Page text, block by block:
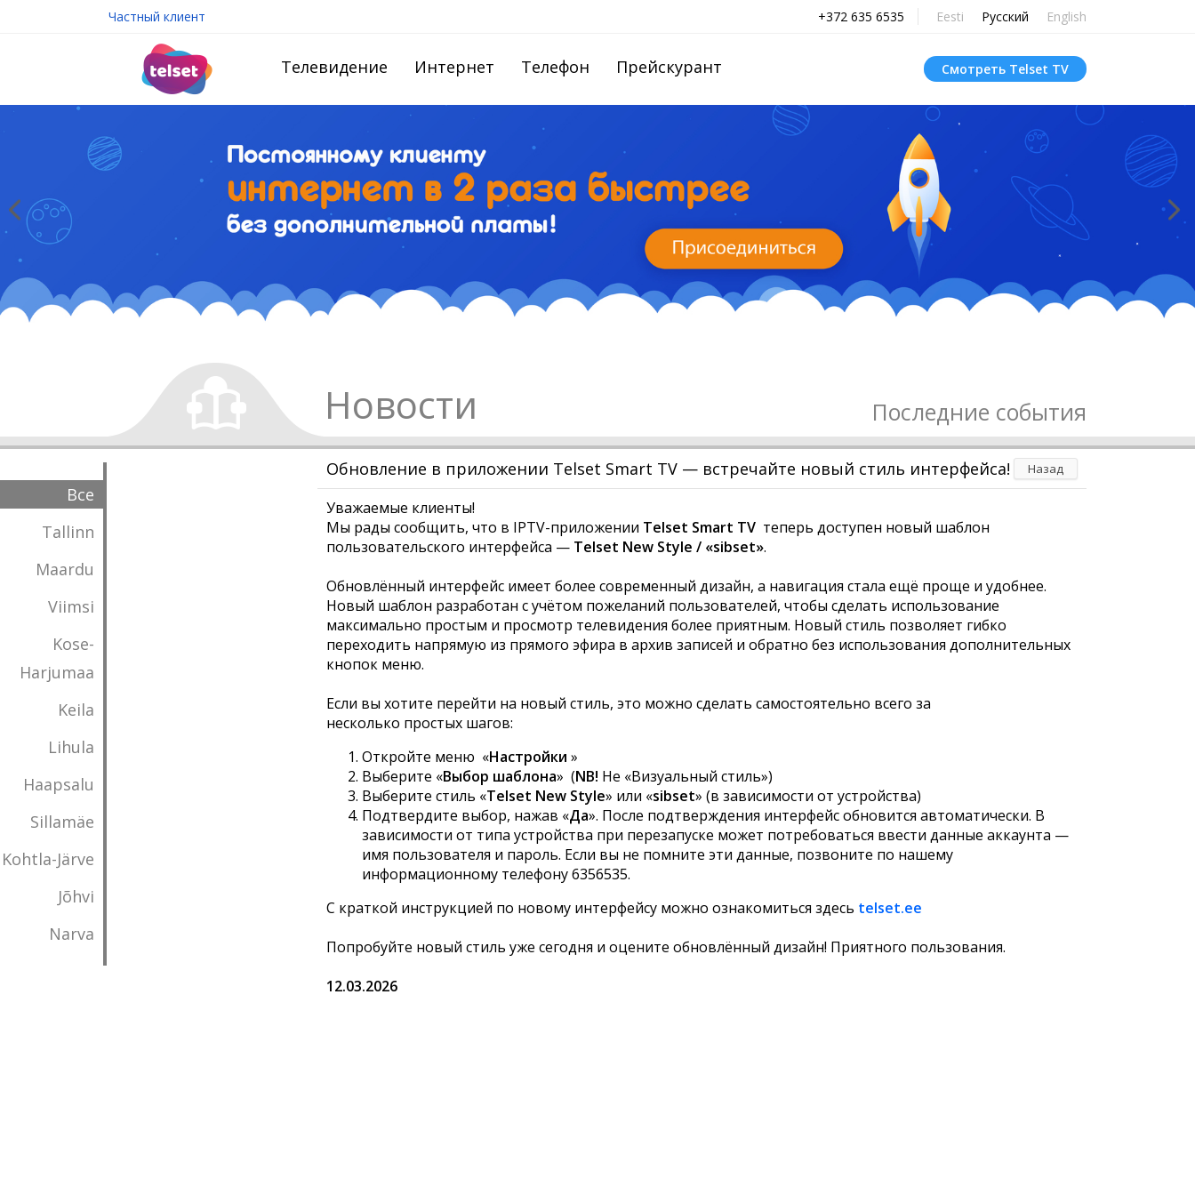
Частный клиент +372 635 6535 Eesti Русский English
Телевидение Интернет Телефон Прейскурант Смотреть Telset TV
Новости Последние события
Все
Tallinn
Maardu
Viimsi
Kose-
Harjumaa
Keila
Lihula
Haapsalu
Sillamäe
Kohtla-Järve
Jõhvi
Narva
Обновление в приложении Telset Smart TV — встречайте новый стиль интерфейса! Назад
Уважаемые клиенты!
Мы рады сообщить, что в IPTV-приложении Telset Smart TV теперь доступен новый шаблон
пользовательского интерфейса — Telset New Style / «sibset».
Обновлённый интерфейс имеет более современный дизайн, а навигация стала ещё проще и удобнее.
Новый шаблон разработан с учётом пожеланий пользователей, чтобы сделать использование
максимально простым и просмотр телевидения более приятным. Новый стиль позволяет гибко
переходить напрямую из прямого эфира в архив записей и обратно без использования дополнительных
кнопок меню.
Если вы хотите перейти на новый стиль, это можно сделать самостоятельно всего за
несколько простых шагов:
Откройте меню «Настройки »
Выберите «Выбор шаблона» (NB! Не «Визуальный стиль»)
Выберите стиль «Telset New Style» или «sibset» (в зависимости от устройства)
​Подтвердите выбор, нажав «Да». После подтверждения интерфейс обновится автоматически. В
зависимости от типа устройства при перезапуске может потребоваться ввести данные аккаунта —
имя пользователя и пароль. Если вы не помните эти данные, позвоните по нашему
информационному телефону 6356535.
С краткой инструкцией по новому интерфейсу можно ознакомиться здесь telset.ee
Попробуйте новый стиль уже сегодня и оцените обновлённый дизайн! Приятного пользования.
12.03.2026